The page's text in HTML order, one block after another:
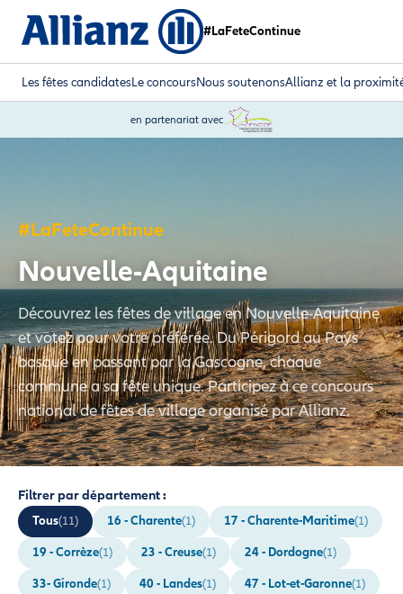
#LaFeteContinue
Les fêtes candidatesLe concoursNous soutenonsAllianz et la
en partenariat avec
#LaFeteContinue
Nouvelle-Aquitaine
Découvrez les fêtes de village en Nouvelle-Aquitaine
et votez pour votre préférée. Du Périgord au Pays
basque en passant par la Gascogne, chaque
commune a sa fête unique. Participez à ce concours
national de fêtes de village organisé par Allianz.
Filtrer par département :
Tous(11) 16 - Charente(1) 17 - Charente-Maritime(1)
19 - Corrèze(1) 23 - Creuse(1) 24 - Dordogne(1)
33- Gironde(1) 40 - Landes(1) 47 - Lot-et-Garonne(1)